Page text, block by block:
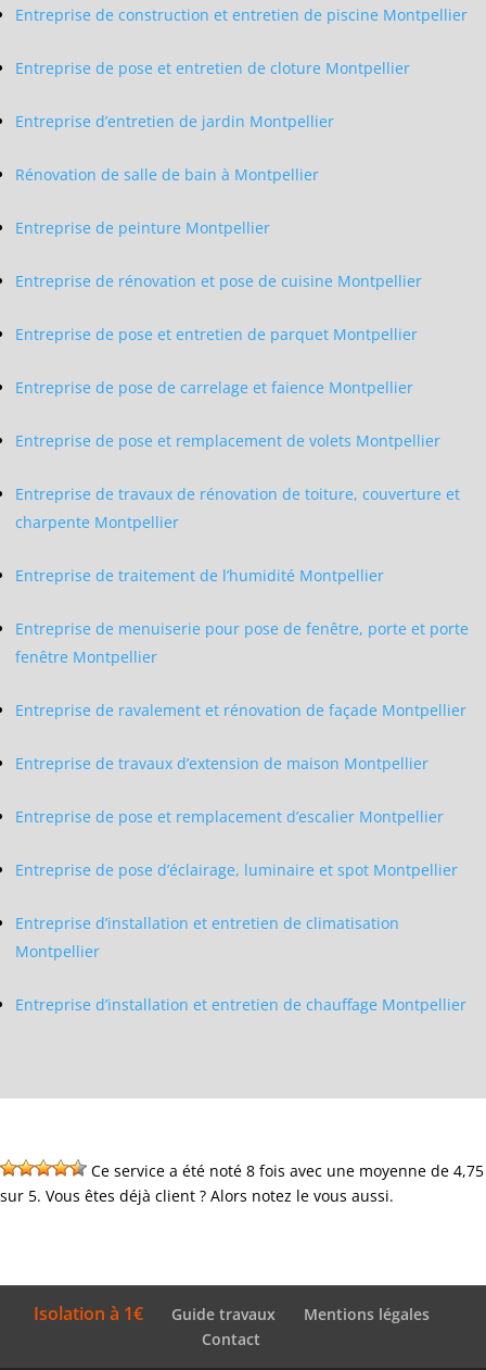
Entreprise de construction et entretien de piscine Montpellier
Entreprise de pose et entretien de cloture Montpellier
Entreprise d’entretien de jardin Montpellier
Rénovation de salle de bain à Montpellier
Entreprise de peinture Montpellier
Entreprise de rénovation et pose de cuisine Montpellier
Entreprise de pose et entretien de parquet Montpellier
Entreprise de pose de carrelage et faience Montpellier
Entreprise de pose et remplacement de volets Montpellier
Entreprise de travaux de rénovation de toiture, couverture et
charpente Montpellier
Entreprise de traitement de l’humidité Montpellier
Entreprise de menuiserie pour pose de fenêtre, porte et porte
fenêtre Montpellier
Entreprise de ravalement et rénovation de façade Montpellier
Entreprise de travaux d’extension de maison Montpellier
Entreprise de pose et remplacement d’escalier Montpellier
Entreprise de pose d’éclairage, luminaire et spot Montpellier
Entreprise d’installation et entretien de climatisation
Montpellier
Entreprise d’installation et entretien de chauffage Montpellier
Ce service a été noté 8 fois avec une moyenne de 4,75
sur 5. Vous êtes déjà client ? Alors notez le vous aussi.
Isolation à 1€ Guide travaux
Mentions légales
Contact